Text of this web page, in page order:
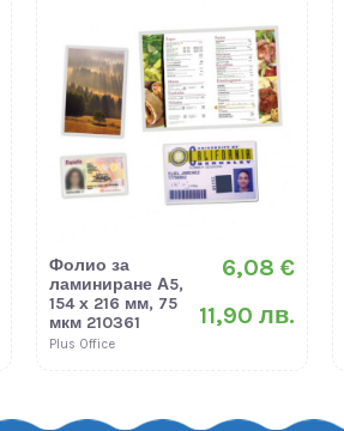
Фолио за
ламиниране А5,
154 х 216 мм, 75
мкм 210361
Plus Office
6,08 €
11,90 лв.